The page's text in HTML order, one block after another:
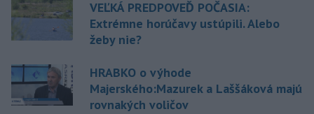
VEĽKÁ PREDPOVEĎ POČASIA:
Extrémne horúčavy ustúpili. Alebo
žeby nie?
HRABKO o výhode
Majerského:Mazurek a Laššáková majú
rovnakých voličov